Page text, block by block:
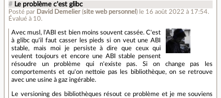
# Le problème c'est glibc
Posté par David Demelier (site web personnel ) le 16 août 2022 à 17:54.
Évalué à 10.
Avec musl, l'ABI est bien moins souvent cassée. C'est
à glibc qu'il faut casser les pieds si on veut une ABI
stable, mais moi je persiste à dire que ceux qui
veulent toujours et encore une ABI stable pensent
résoudre un problème qui n'existe pas. Si on change pas les
comportements et qu'on nettoie pas les bibliothèque, on se retrouve
avec une usine à gaz ingérable.
Le versioning des bibliothèques résout ce problème et je me souviens